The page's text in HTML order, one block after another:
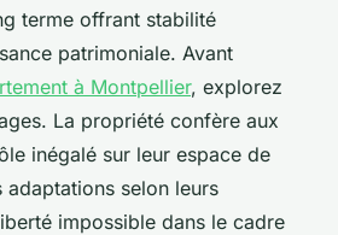
terme offrant stabilité
patrimoniale. Avant
à Montpellier, explorez
La propriété confère aux
inégalé sur leur espace de
selon leurs
impossible dans le cadre